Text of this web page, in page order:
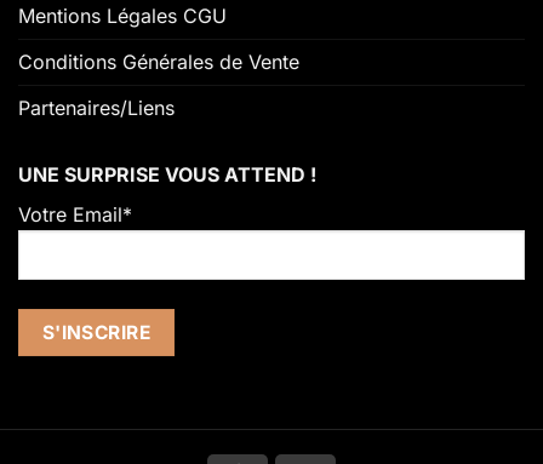
Mentions Légales CGU
Conditions Générales de Vente
Partenaires/Liens
UNE SURPRISE VOUS ATTEND !
Votre Email*